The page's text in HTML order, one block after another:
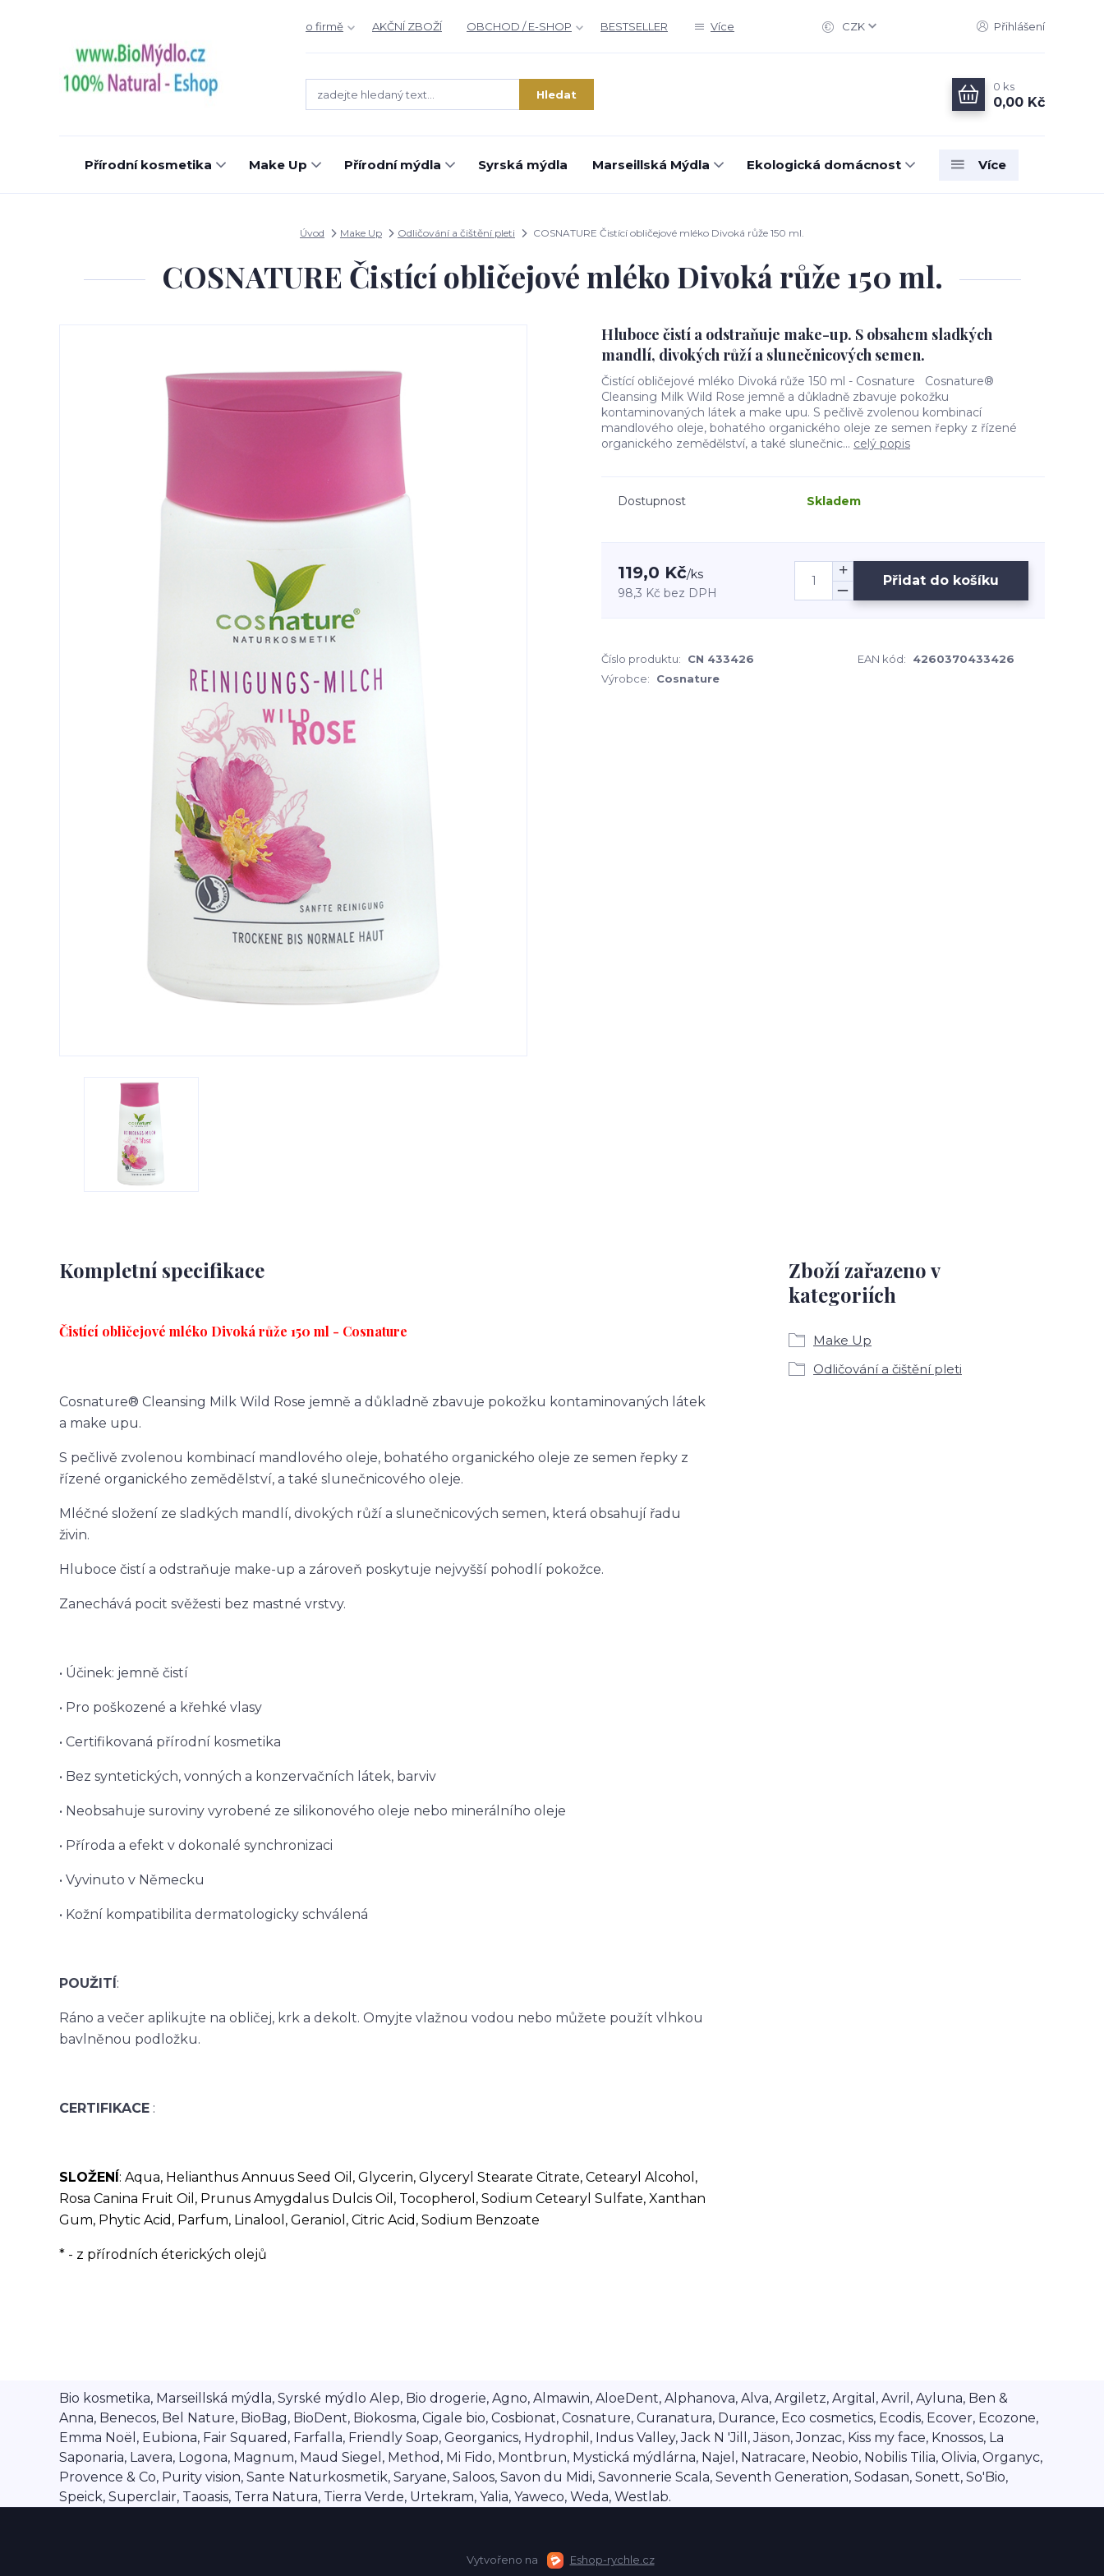
o firmě AKČNÍ ZBOŽÍ OBCHOD / E-SHOP BESTSELLER Více CZK Přihlášení
Hledat
0 ks
0,00 Kč
Přírodní kosmetika Make Up Přírodní mýdla Syrská mýdla Marseillská Mýdla Ekologická domácnost Více
Úvod Make Up Odličování a čištění pleti COSNATURE Čistící obličejové mléko Divoká růže 150 ml.
COSNATURE Čistící obličejové mléko Divoká růže 150 ml.
Hluboce čistí a odstraňuje make-up. S obsahem sladkých
mandlí, divokých růží a slunečnicových semen.
Čistící obličejové mléko Divoká růže 150 ml - Cosnature Cosnature®
Cleansing Milk Wild Rose jemně a důkladně zbavuje pokožku
kontaminovaných látek a make upu. S pečlivě zvolenou kombinací
mandlového oleje, bohatého organického oleje ze semen řepky z řízené
organického zemědělství, a také slunečnic... celý popis
Dostupnost Skladem
119,0 Kč/ks
98,3 Kč bez DPH
Přidat do košíku
Číslo produktu: CN 433426 EAN kód:
4260370433426
Výrobce:
Cosnature
Kompletní specifikace
Čistící obličejové mléko Divoká růže 150 ml - Cosnature
Cosnature® Cleansing Milk Wild Rose jemně a důkladně zbavuje pokožku kontaminovaných látek
a make upu.
S pečlivě zvolenou kombinací mandlového oleje, bohatého organického oleje ze semen řepky z
řízené organického zemědělství, a také slunečnicového oleje.
Mléčné složení ze sladkých mandlí, divokých růží a slunečnicových semen, která obsahují řadu
živin.
Hluboce čistí a odstraňuje make-up a zároveň poskytuje nejvyšší pohodlí pokožce.
Zanechává pocit svěžesti bez mastné vrstvy.
• Účinek: jemně čistí
• Pro poškozené a křehké vlasy
• Certifikovaná přírodní kosmetika
• Bez syntetických, vonných a konzervačních látek, barviv
• Neobsahuje suroviny vyrobené ze silikonového oleje nebo minerálního oleje
• Příroda a efekt v dokonalé synchronizaci
• Vyvinuto v Německu
• Kožní kompatibilita dermatologicky schválená
POUŽITÍ:
Ráno a večer aplikujte na obličej, krk a dekolt. Omyjte vlažnou vodou nebo můžete použít vlhkou
bavlněnou podložku.
CERTIFIKACE :
SLOŽENÍ: Aqua, Helianthus Annuus Seed Oil, Glycerin, Glyceryl Stearate Citrate, Cetearyl Alcohol,
Rosa Canina Fruit Oil, Prunus Amygdalus Dulcis Oil, Tocopherol, Sodium Cetearyl Sulfate, Xanthan
Gum, Phytic Acid, Parfum, Linalool, Geraniol, Citric Acid, Sodium Benzoate
* - z přírodních éterických olejů
Zboží zařazeno v
kategoriích
Make Up
Odličování a čištění pleti
Bio kosmetika, Marseillská mýdla, Syrské mýdlo Alep, Bio drogerie, Agno, Almawin, AloeDent, Alphanova, Alva, Argiletz, Argital, Avril, Ayluna, Ben &
Anna, Benecos, Bel Nature, BioBag, BioDent, Biokosma, Cigale bio, Cosbionat, Cosnature, Curanatura, Durance, Eco cosmetics, Ecodis, Ecover, Ecozone,
Emma Noël, Eubiona, Fair Squared, Farfalla, Friendly Soap, Georganics, Hydrophil, Indus Valley, Jack N 'Jill, Jäson, Jonzac, Kiss my face, Knossos, La
Saponaria, Lavera, Logona, Magnum, Maud Siegel, Method, Mi Fido, Montbrun, Mystická mýdlárna, Najel, Natracare, Neobio, Nobilis Tilia, Olivia, Organyc,
Provence & Co, Purity vision, Sante Naturkosmetik, Saryane, Saloos, Savon du Midi, Savonnerie Scala, Seventh Generation, Sodasan, Sonett, So'Bio,
Speick, Superclair, Taoasis, Terra Natura, Tierra Verde, Urtekram, Yalia, Yaweco, Weda, Westlab.
Vytvořeno na Eshop-rychle.cz